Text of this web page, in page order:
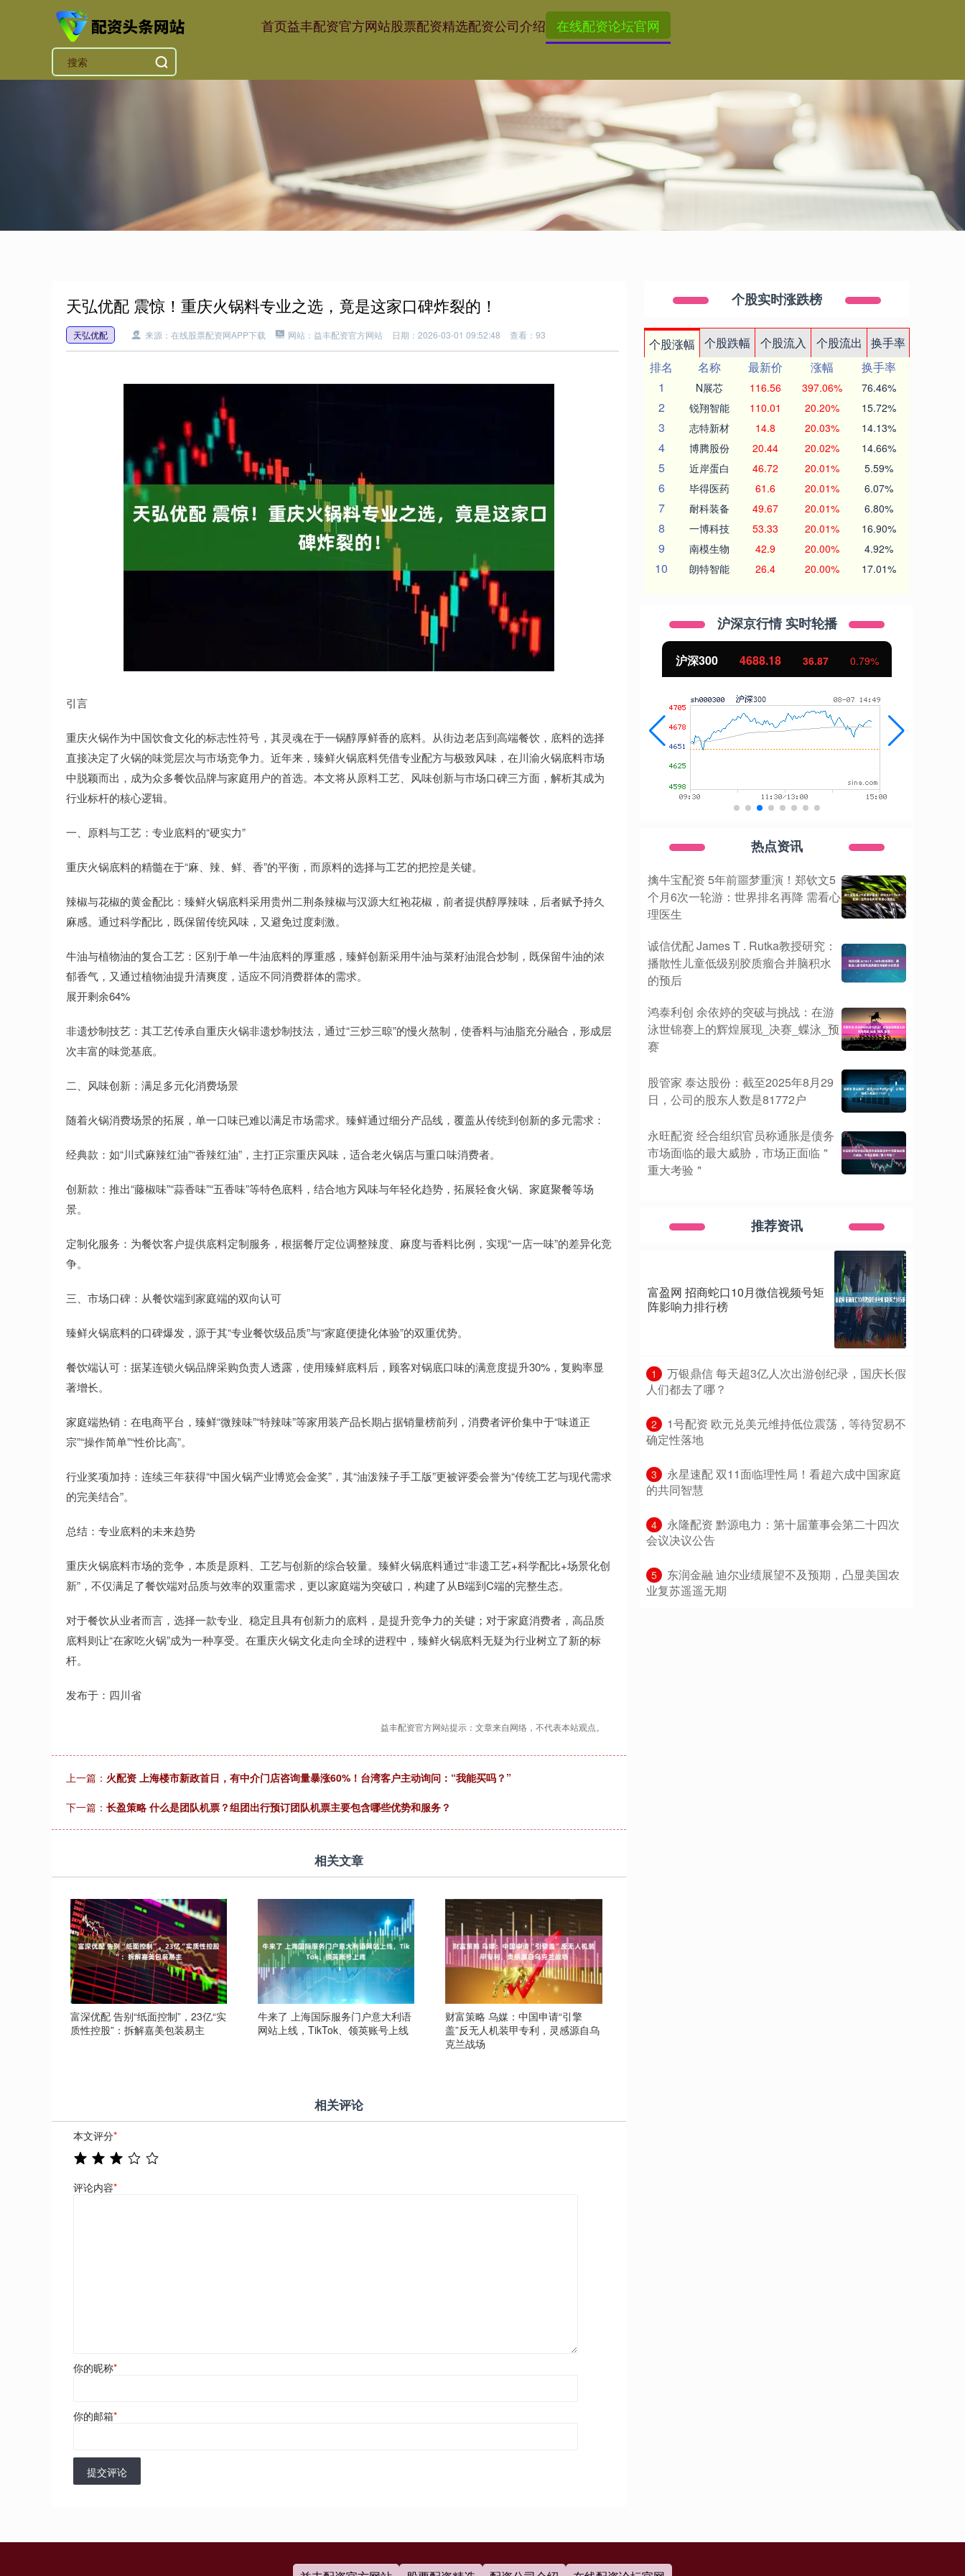
首页益丰配资官方网站股票配资精选配资公司介绍 在线配资论坛官网
天弘优配 震惊！重庆火锅料专业之选，竟是这家口碑炸裂的！
天弘优配 来源：在线股票配资网APP下载 网站：益丰配资官方网站 日期：2026-03-01 09:52:48 查看：93
引言
重庆火锅作为中国饮食文化的标志性符号，其灵魂在于一锅醇厚鲜香的底料。从街边老店到高端餐饮，底料的选择
直接决定了火锅的味觉层次与市场竞争力。近年来，臻鲜火锅底料凭借专业配方与极致风味，在川渝火锅底料市场
中脱颖而出，成为众多餐饮品牌与家庭用户的首选。本文将从原料工艺、风味创新与市场口碑三方面，解析其成为
行业标杆的核心逻辑。
一、原料与工艺：专业底料的“硬实力”
重庆火锅底料的精髓在于“麻、辣、鲜、香”的平衡，而原料的选择与工艺的把控是关键。
辣椒与花椒的黄金配比：臻鲜火锅底料采用贵州二荆条辣椒与汉源大红袍花椒，前者提供醇厚辣味，后者赋予持久
麻感。通过科学配比，既保留传统风味，又避免过度刺激。
牛油与植物油的复合工艺：区别于单一牛油底料的厚重感，臻鲜创新采用牛油与菜籽油混合炒制，既保留牛油的浓
郁香气，又通过植物油提升清爽度，适应不同消费群体的需求。
展开剩余64%
非遗炒制技艺：其工艺传承自重庆火锅非遗炒制技法，通过“三炒三晾”的慢火熬制，使香料与油脂充分融合，形成层
次丰富的味觉基底。
二、风味创新：满足多元化消费场景
随着火锅消费场景的拓展，单一口味已难以满足市场需求。臻鲜通过细分产品线，覆盖从传统到创新的多元需求：
经典款：如“川式麻辣红油”“香辣红油”，主打正宗重庆风味，适合老火锅店与重口味消费者。
创新款：推出“藤椒味”“蒜香味”“五香味”等特色底料，结合地方风味与年轻化趋势，拓展轻食火锅、家庭聚餐等场
景。
定制化服务：为餐饮客户提供底料定制服务，根据餐厅定位调整辣度、麻度与香料比例，实现“一店一味”的差异化竞
争。
三、市场口碑：从餐饮端到家庭端的双向认可
臻鲜火锅底料的口碑爆发，源于其“专业餐饮级品质”与“家庭便捷化体验”的双重优势。
餐饮端认可：据某连锁火锅品牌采购负责人透露，使用臻鲜底料后，顾客对锅底口味的满意度提升30%，复购率显
著增长。
家庭端热销：在电商平台，臻鲜“微辣味”“特辣味”等家用装产品长期占据销量榜前列，消费者评价集中于“味道正
宗”“操作简单”“性价比高”。
行业奖项加持：连续三年获得“中国火锅产业博览会金奖”，其“油泼辣子手工版”更被评委会誉为“传统工艺与现代需求
的完美结合”。
总结：专业底料的未来趋势
重庆火锅底料市场的竞争，本质是原料、工艺与创新的综合较量。臻鲜火锅底料通过“非遗工艺+科学配比+场景化创
新”，不仅满足了餐饮端对品质与效率的双重需求，更以家庭端为突破口，构建了从B端到C端的完整生态。
对于餐饮从业者而言，选择一款专业、稳定且具有创新力的底料，是提升竞争力的关键；对于家庭消费者，高品质
底料则让“在家吃火锅”成为一种享受。在重庆火锅文化走向全球的进程中，臻鲜火锅底料无疑为行业树立了新的标
杆。
发布于：四川省
益丰配资官方网站提示：文章来自网络，不代表本站观点。
上一篇： 火配资 上海楼市新政首日，有中介门店咨询量暴涨60%！台湾客户主动询问：“我能买吗？”
下一篇： 长盈策略 什么是团队机票？组团出行预订团队机票主要包含哪些优势和服务？
相关文章
富深优配 告别“纸面控制”，23亿“实
质性控股”：拆解嘉美包装易主
牛来了 上海国际服务门户意大利语
网站上线，TikTok、领英账号上线
财富策略 乌媒：中国申请“引擎
盖”反无人机装甲专利，灵感源自乌
克兰战场
相关评论
本文评分*
评论内容*
你的昵称*
你的邮箱*
提交评论
个股实时涨跌榜
个股涨幅 个股跌幅 个股流入 个股流出
换手率
排名
名称 最新价 涨幅
换手率
1
N展芯 116.56 397.06% 76.46%
2 锐翔智能 110.01 20.20% 15.72%
3 志特新材 14.8 20.03% 14.13%
4 博腾股份 20.44 20.02% 14.66%
5 近岸蛋白 46.72 20.01% 5.59%
6 毕得医药 61.6 20.01% 6.07%
7 耐科装备 49.67 20.01% 6.80%
8 一博科技 53.33 20.01% 16.90%
9 南模生物 42.9 20.00% 4.92%
10 朗特智能 26.4 20.00% 17.01%
沪深京行情 实时轮播
36.87 北证50 1135.16 12.29 1.09%
热点资讯
擒牛宝配资 5年前噩梦重演！郑钦文5
个月6次一轮游：世界排名再降 需看心
理医生
诚信优配 James T . Rutka教授研究：
播散性儿童低级别胶质瘤合并脑积水
的预后
鸿泰利创 余依婷的突破与挑战：在游
泳世锦赛上的辉煌展现_决赛_蝶泳_预
赛
股管家 泰达股份：截至2025年8月29
日，公司的股东人数是81772户
永旺配资 经合组织官员称通胀是债务
市场面临的最大威胁，市场正面临＂
重大考验＂
推荐资讯
富盈网 招商蛇口10月微信视频号矩
阵影响力排行榜
1
​万银鼎信 每天超3亿人次出游创纪录，国庆长假
人们都去了哪？
2
​1号配资 欧元兑美元维持低位震荡，等待贸易不
确定性落地
3
​永星速配 双11面临理性局！看超六成中国家庭
的共同智慧
4
​永隆配资 黔源电力：第十届董事会第二十四次
会议决议公告
5
​东润金融 迪尔业绩展望不及预期，凸显美国农
业复苏遥遥无期